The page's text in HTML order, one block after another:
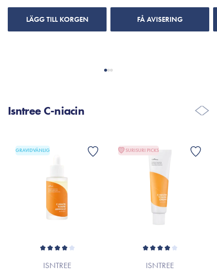
LÄGG TILL KORGEN FÅ AVISERING
Isntree C-niacin
GRAVIDVÄNLIG
ISNTREE
SURISURI PICKS
ISNTREE